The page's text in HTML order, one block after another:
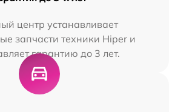
центр устанавливает
запчасти техники Hiper и
гарантию до 3 лет.